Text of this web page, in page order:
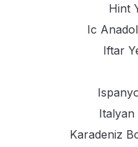
Hint
Ic
Iftar
Italyan
Karadeniz